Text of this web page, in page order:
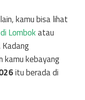
kamu bisa lihat
Lombokatau
kamu kebayang
itu berada di